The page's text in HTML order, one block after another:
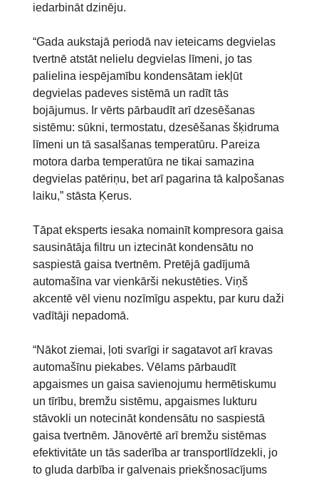
iedarbināt dzinēju.
“Gada aukstajā periodā nav ieteicams degvielas
tvertnē atstāt nelielu degvielas līmeni, jo tas
palielina iespējamību kondensātam iekļūt
degvielas padeves sistēmā un radīt tās
bojājumus. Ir vērts pārbaudīt arī dzesēšanas
sistēmu: sūkni, termostatu, dzesēšanas šķidruma
līmeni un tā sasalšanas temperatūru. Pareiza
motora darba temperatūra ne tikai samazina
degvielas patēriņu, bet arī pagarina tā kalpošanas
laiku,” stāsta Ķerus.
Tāpat eksperts iesaka nomainīt kompresora gaisa
sausinātāja filtru un iztecināt kondensātu no
saspiestā gaisa tvertnēm. Pretējā gadījumā
automašīna var vienkārši nekustēties. Viņš
akcentē vēl vienu nozīmīgu aspektu, par kuru daži
vadītāji nepadomā.
“Nākot ziemai, ļoti svarīgi ir sagatavot arī kravas
automašīnu piekabes. Vēlams pārbaudīt
apgaismes un gaisa savienojumu hermētiskumu
un tīrību, bremžu sistēmu, apgaismes lukturu
stāvokli un notecināt kondensātu no saspiestā
gaisa tvertnēm. Jānovērtē arī bremžu sistēmas
efektivitāte un tās saderība ar transportlīdzekli, jo
to gluda darbība ir galvenais priekšnosacījums